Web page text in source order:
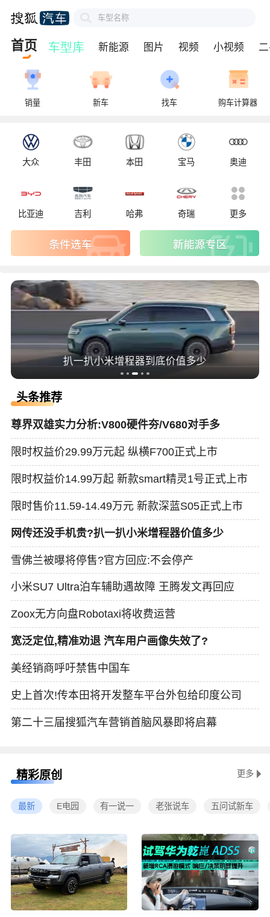
车型名称
首页 新能源 图片 视频 小视频
销量 新车 找车 购车计算器
大众 丰田 本田 宝马 奥迪
比亚迪 吉利 哈弗 奇瑞 更多
新能源专区
扒一扒小米增程器到底价值多少
头条推荐
尊界双雄实力分析:V800硬件夯/V680对手多
限时权益价29.99万元起 纵横F700正式上市
限时权益价14.99万起 新款smart精灵1号正式上市
限时售价11.59-14.49万元 新款深蓝S05正式上市
网传还没手机贵?扒一扒小米增程器价值多少
雪佛兰被曝将停售?官方回应:不会停产
小米SU7 Ultra泊车辅助遇故障 王腾发文再回应
Zoox无方向盘Robotaxi将收费运营
宽泛定位,精准劝退 汽车用户画像失效了?
美经销商呼吁禁售中国车
史上首次!传本田将开发整车平台外包给印度公司
第二十三届搜狐汽车营销首脑风暴即将启幕
精彩原创 更多
最新 E电园 有一说一 老张说车 五问试新车